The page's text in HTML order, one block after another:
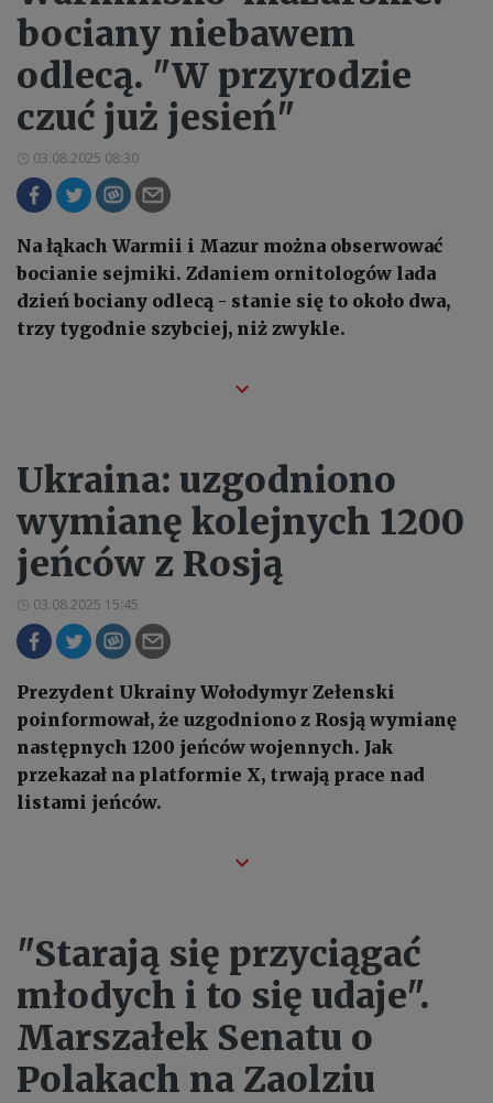
bociany niebawem
odlecą. "W przyrodzie
czuć już jesień"
03.08.2025 08:30
Na łąkach Warmii i Mazur można obserwować
bocianie sejmiki. Zdaniem ornitologów lada
dzień bociany odlecą - stanie się to około dwa,
trzy tygodnie szybciej, niż zwykle.
Ukraina: uzgodniono
wymianę kolejnych 1200
jeńców z Rosją
03.08.2025 15:45
Prezydent Ukrainy Wołodymyr Zełenski
poinformował, że uzgodniono z Rosją wymianę
następnych 1200 jeńców wojennych. Jak
przekazał na platformie X, trwają prace nad
listami jeńców.
"Starają się przyciągać
młodych i to się udaje".
Marszałek Senatu o
Polakach na Zaolziu